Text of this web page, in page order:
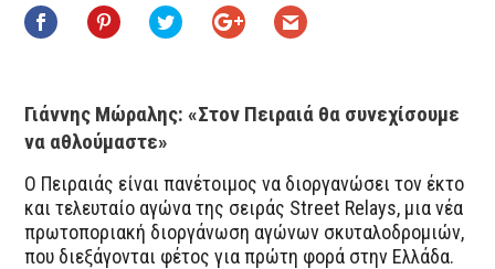
Γιάννης Μώραλης: «Στον Πειραιά θα συνεχίσουμε
να αθλούμαστε»
Ο Πειραιάς είναι πανέτοιμος να διοργανώσει τον έκτο
και τελευταίο αγώνα της σειράς Street Relays, μια νέα
πρωτοποριακή διοργάνωση αγώνων σκυταλοδρομιών,
που διεξάγονται φέτος για πρώτη φορά στην Ελλάδα.